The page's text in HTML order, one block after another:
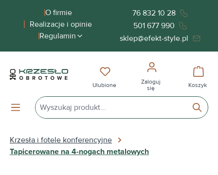
zawartościO firmie
Realizacje i opinie
Regulamin
76 832 10 28
501 677 990
sklep@efekt-style.pl
Masz 0 przedmioty na liście
Ulubione
Zaloguj
się
Koszyk
Krzesła i fotele konferencyjne
Tapicerowane na 4-nogach metalowych